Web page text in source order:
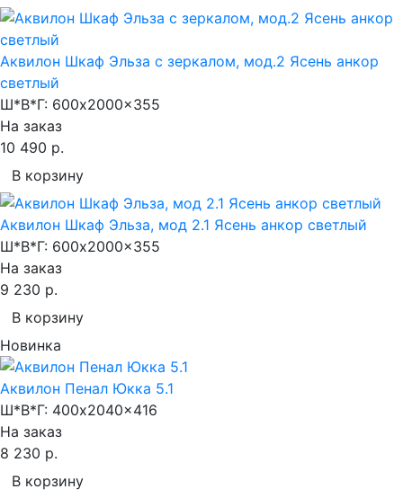
Аквилон Шкаф Эльза с зеркалом, мод.2 Ясень анкор
светлый
Ш*В*Г: 600x2000x355
На заказ
10 490 р.
В корзину
Аквилон Шкаф Эльза, мод 2.1 Ясень анкор светлый
Ш*В*Г: 600x2000x355
На заказ
9 230 р.
В корзину
Новинка
Аквилон Пенал Юкка 5.1
Ш*В*Г: 400x2040x416
На заказ
8 230 р.
В корзину